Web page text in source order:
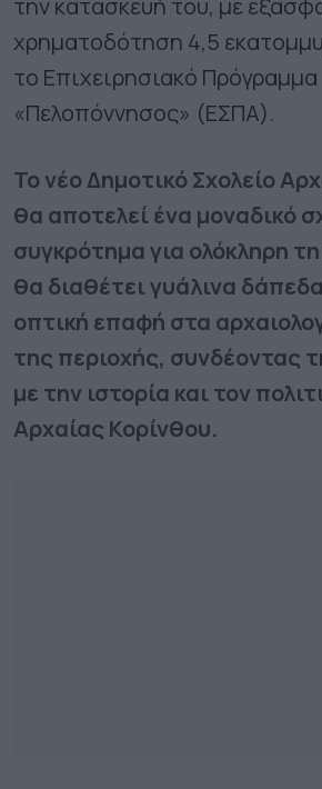
την κατασκευή του, με
χρηματοδότηση 4,5
το Επιχειρησιακό Πρόγραμμα
«Πελοπόννησος» (ΕΣΠΑ).
Το νέο Δημοτικό Σχολείο
θα αποτελεί ένα μοναδικό
συγκρότημα για ολόκληρη
θα διαθέτει γυάλινα
οπτική επαφή στα
της περιοχής, συνδέοντας
με την ιστορία και τον
Αρχαίας Κορίνθου.